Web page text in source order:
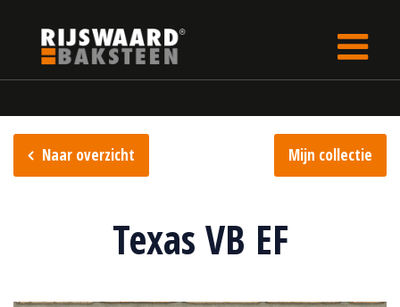
Naar overzicht Mijn collectie
Texas VB EF